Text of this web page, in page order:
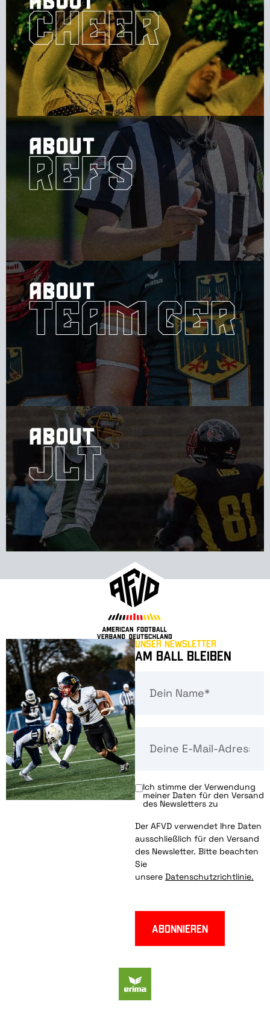
Unser Newsletter
Am Ball bleiben
Ich stimme der Verwendung
meiner Daten für den Versand
des Newsletters zu
Der AFVD verwendet Ihre Daten
ausschließlich für den Versand
des Newsletter. Bitte beachten
Sie
unsere Datenschutzrichtlinie.
Abonnieren